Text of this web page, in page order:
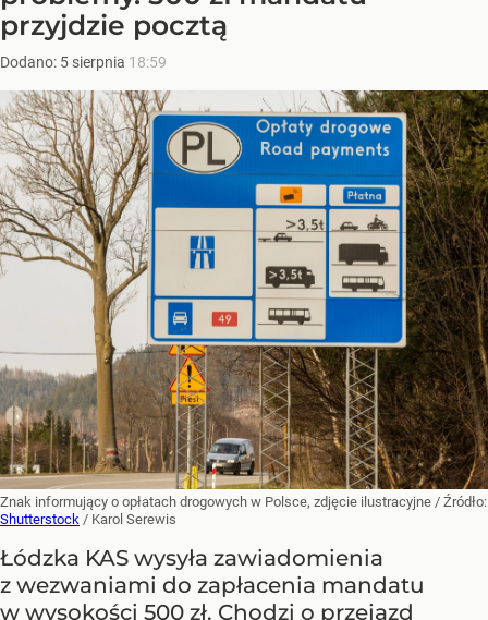
przyjdzie pocztą
Dodano: 5 sierpnia 18:59
Znak informujący o opłatach drogowych w Polsce, zdjęcie ilustracyjne / Źródło:
Shutterstock / Karol Serewis
Łódzka KAS wysyła zawiadomienia
z wezwaniami do zapłacenia mandatu
w wysokości 500 zł. Chodzi o przejazd